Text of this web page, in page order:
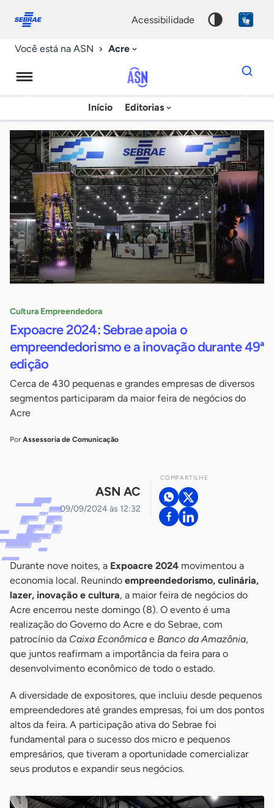
conosco
acessibilidade
Você está na ASN Acre
Agência
Sebrae
de
Notícias
Início Editorias
Dados
para
chave
Cultura Empreendedora
Expoacre 2024: Sebrae apoia o
empreendedorismo e a inovação durante 49ª
edição
Cerca de 430 pequenas e grandes empresas de diversos
segmentos participaram da maior feira de negócios do
Acre
Por Assessoria de Comunicação
ASN AC
09/09/2024 às 12:32
COMPARTILHE
Durante nove noites, a Expoacre 2024 movimentou a
economia local. Reunindo empreendedorismo, culinária,
lazer, inovação e cultura, a maior feira de negócios do
Acre encerrou neste domingo (8). O evento é uma
realização do Governo do Acre e do Sebrae, com
patrocínio da Caixa Econômica e Banco da Amazônia,
que juntos reafirmam a importância da feira para o
desenvolvimento econômico de todo o estado.
A diversidade de expositores, que incluiu desde pequenos
empreendedores até grandes empresas, foi um dos pontos
altos da feira. A participação ativa do Sebrae foi
fundamental para o sucesso dos micro e pequenos
empresários, que tiveram a oportunidade comercializar
seus produtos e expandir seus negócios.